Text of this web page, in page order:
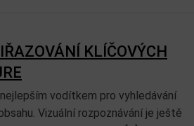
KLÍČOVÝCH
vodítkem pro vyhledávání
Vizuální rozpoznávání je ještě